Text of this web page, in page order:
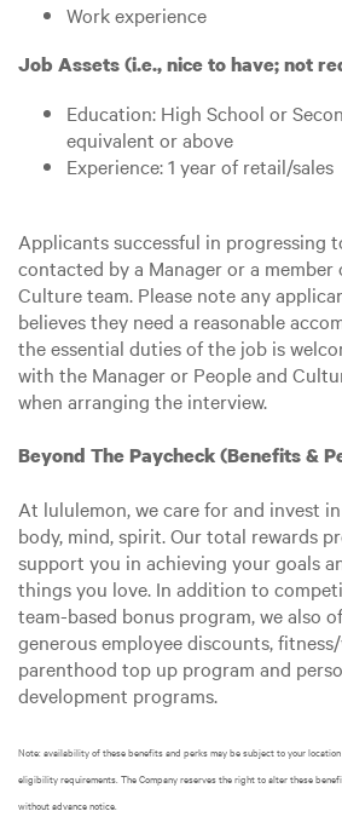
Work experience
Job Assets (i.e., nice to have; not
Education: High School or
equivalent or above
Experience: 1 year of retail/sales
Applicants successful in progressing
contacted by a Manager or a member
Culture team. Please note any
believes they need a reasonable
the essential duties of the job is
with the Manager or People and
when arranging the interview.
Beyond The Paycheck (Benefits &
At lululemon, we care for and invest
body, mind, spirit. Our total rewards
support you in achieving your goals
things you love. In addition to
team-based bonus program, we also
generous employee discounts,
parenthood top up program and
development programs.
Note: availability of these benefits and perks may be subject to your
eligibility requirements. The Company reserves the right to alter these
without advance notice.